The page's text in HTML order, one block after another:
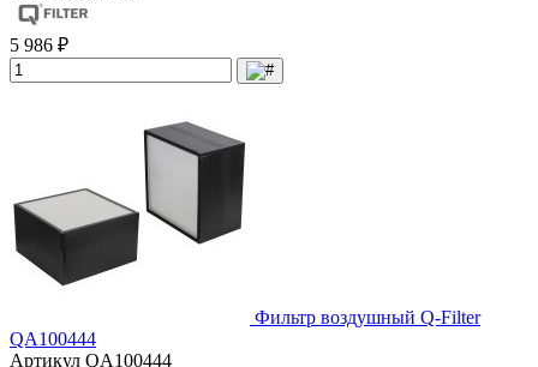
5 986 ₽
Фильтр воздушный Q-Filter
QA100444
Артикул QA100444